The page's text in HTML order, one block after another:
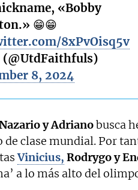
«Bobby
😁😁
8xPvOisq5v
8, 2024
y Adrianobusca
de clase mundial. Por
Vinicius, Rodrygo y
a lo más alto del